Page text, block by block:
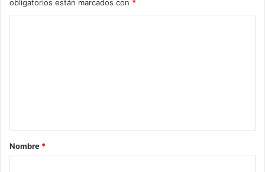
obligatorios están marcados con *
a
r
Nombre *